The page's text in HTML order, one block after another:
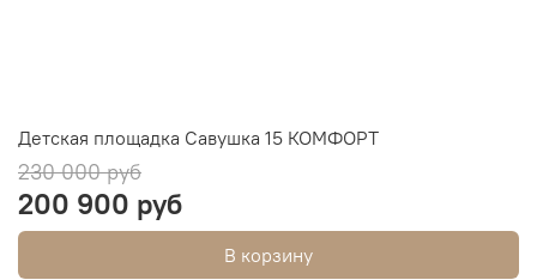
Детская площадка Савушка 15 КОМФОРТ
230 000 руб
200 900 руб
В корзину